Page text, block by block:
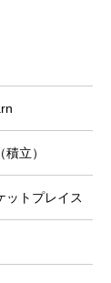
立）
ットプレイス